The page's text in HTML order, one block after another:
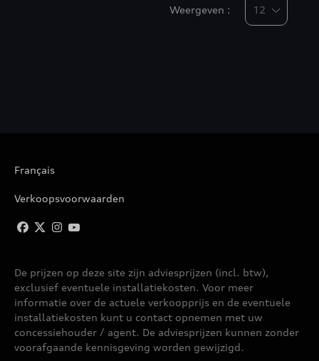
Weergeven :
Français
Verkoopsvoorwaarden
De prijzen op deze site zijn adviesprijzen (incl. btw),
exclusief eventuele installatiekosten. Voor meer
informatie over de actuele verkoopprijs en de eventuele
installatiekosten kunt u contact opnemen met uw
concessiehouder / agent. De adviesprijzen kunnen zonder
voorafgaande kennisgeving worden gewijzigd.